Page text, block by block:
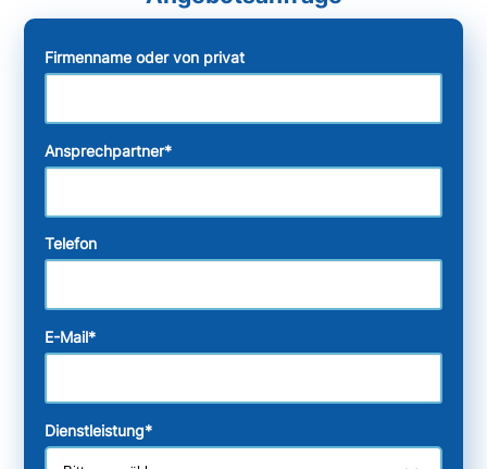
Firmenname oder von privat
Ansprechpartner*
Telefon
E-Mail*
Dienstleistung*